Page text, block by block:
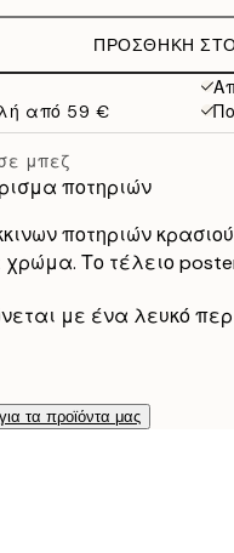
ΠΡΟΣΘΉΚΗ
από 59 €
μπεζ
ποτηριών
ποτηριών
χρώμα. Το τέλειο
με ένα λευκό
τα προϊόντα μας